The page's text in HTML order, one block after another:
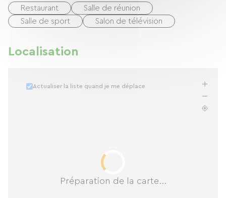
Restaurant
Salle de réunion
Salle de sport
Salon de télévision
Localisation
Préparation de la carte...
Actualiser la liste quand je me déplace